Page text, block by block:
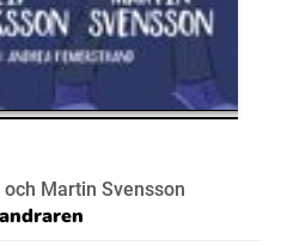
Martin Svensson